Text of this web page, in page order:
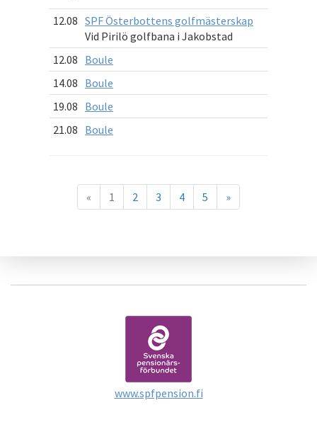
12.08 SPF Österbottens golfmästerskap
Vid Pirilö golfbana i Jakobstad
12.08 Boule
14.08 Boule
19.08 Boule
21.08 Boule
« 1 2 3 4 5 »
www.spfpension.fi